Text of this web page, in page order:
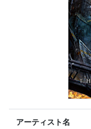
アーティスト名